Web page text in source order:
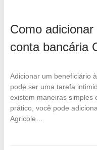
Como
conta bancária
Adicionar um beneficiário
pode ser uma tarefa
existem maneiras simples
prático, você pode
Agricole…